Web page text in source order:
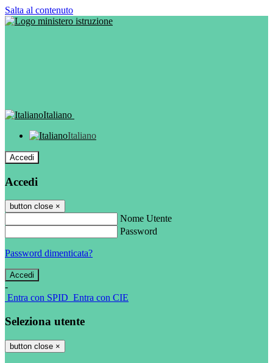
Salta al contenuto
Italiano
Italiano
Accedi
Accedi
button close ×
Nome Utente
Password
Password dimenticata?
-
Entra con SPID Entra con CIE
Seleziona utente
button close ×